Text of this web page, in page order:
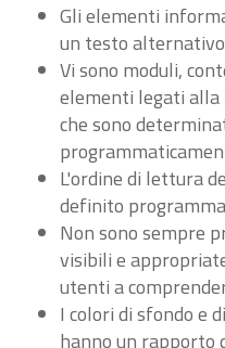
Gli elementi
un testo
Vi sono moduli,
elementi legati
che sono
L'ordine di lettura
definito
Non sono sempre
visibili e
utenti a
I colori di sfondo e
hanno un rapporto